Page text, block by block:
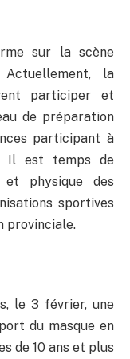
sur la scène
la
participer et
de préparation
participant à
Il est temps de
physique des
sportives
provinciale.
le 3 février, une
du masque en
de 10 ans et plus